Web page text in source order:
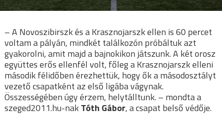
– A Novoszibirszk és a Krasznojarszk ellen is 60 percet
voltam a pályán, mindkét találkozón próbáltuk azt
gyakorolni, amit majd a bajnokikon játszunk. A két orosz
együttes erős ellenfél volt, főleg a Krasznojarszk elleni
második félidőben érezhettük, hogy ők a másodosztályt
vezető csapatként az első ligába vágynak.
Összességében úgy érzem, helytálltunk. – mondta a
szeged2011.hu-nakTóth Gábor, a csapat belső védője.